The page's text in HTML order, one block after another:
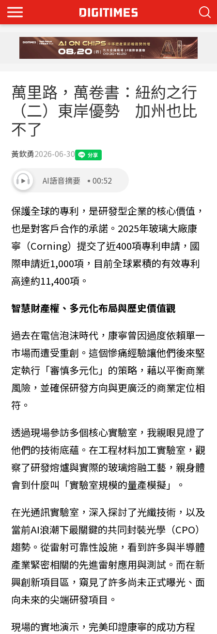
萬里路，萬卷書：紐約之行
（二）東岸優勢 加州也比
不了
黃欽勇2026-06-30
AI語音摘要 00:52
保護全球的專利，是研發型企業的核心價值，
也是對客戶合作的承諾。2025年玻璃大廠康
寧（Corning）提交了近400項專利申請，國
際申請近1,000項，目前全球累積的有效專利
高達約11,400項。
智慧財產權、多元化布局與歷史價值觀
過去在電信泡沫時代，康寧曾因過度依賴單一
市場而遭受重創。這個慘痛經驗讓他們後來堅
定執行「審慎多元化」的策略，藉以平衡商業
風險，並確保研發方向與更廣泛的商業定位相
符。
透過現場參訪多個核心實驗室，我親眼見證了
他們的技術底蘊。在工程材料加工實驗室，觀
察了研發熔爐與實際的玻璃熔融工藝，親身體
會到什麼叫「實驗室規模的量產模擬」。
在光通訊實驗室，深入探討了光纖技術，以及
當前AI浪潮下最關鍵的共同封裝光學（CPO）
趨勢。從雷射可靠性設施，看到許多與半導體
產業緊密相關的先進雷射應用與測試。而在新
興創新項目區，窺見了許多尚未正式曝光、面
向未來的尖端研發項目。
現場的實地演示，完美印證康寧的成功方程